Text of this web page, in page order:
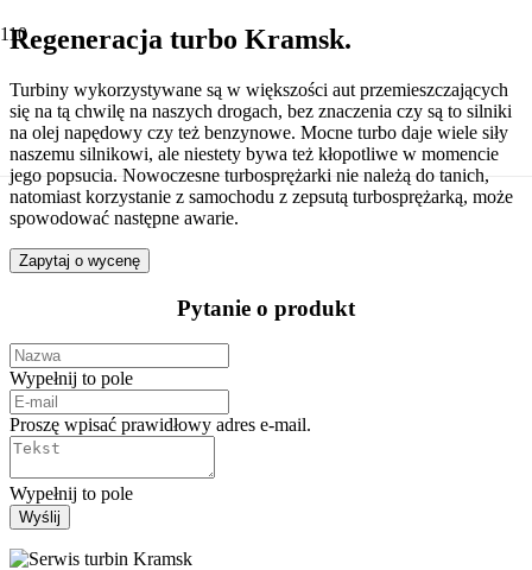
Regeneracja turbo Kramsk.
Turbiny wykorzystywane są w większości aut przemieszczających
się na tą chwilę na naszych drogach, bez znaczenia czy są to silniki
na olej napędowy czy też benzynowe. Mocne turbo daje wiele siły
naszemu silnikowi, ale niestety bywa też kłopotliwe w momencie
jego popsucia. Nowoczesne turbosprężarki nie należą do tanich,
natomiast korzystanie z samochodu z zepsutą turbosprężarką, może
spowodować następne awarie.
Zapytaj o wycenę
Pytanie o produkt
Wypełnij to pole
Proszę wpisać prawidłowy adres e-mail.
Wypełnij to pole
Wyślij